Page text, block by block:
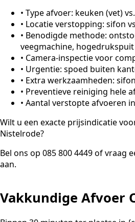
• Type afvoer: keuken (vet)
• Locatie verstopping: sifon
• Benodigde methode:
veegmachine, hogedrukspuit
• Camera-inspectie voor
• Urgentie: spoed buiten
• Extra werkzaamheden:
• Preventieve reiniging hele
• Aantal verstopte afvoeren
Wilt u een exacte prijsindicatie
Nistelrode?
Bel ons op 085 800 4449 of vraag
aan.
Vakkundige Afvoer